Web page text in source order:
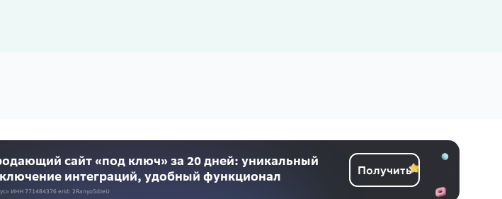
сайт «под ключ» за 20 дней: уникальный
интеграций, удобный функционал
ИНН 771484376 erid: 2Ranyo5dJeU
Получить